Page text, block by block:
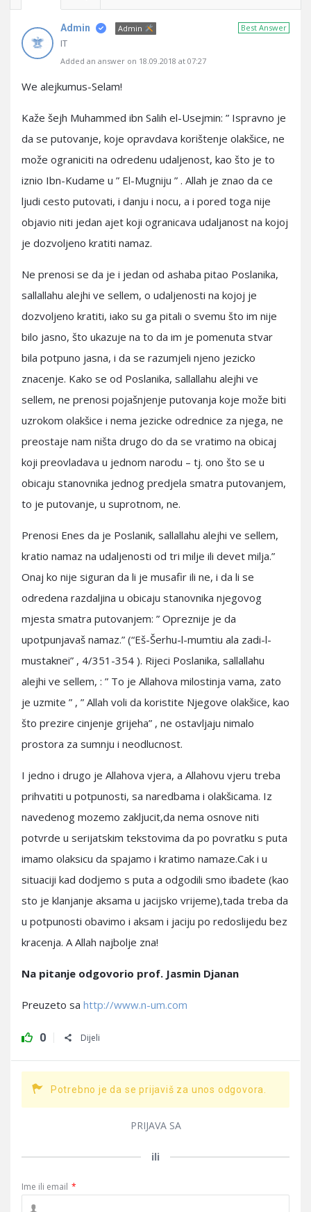
Best Answer
Admin Admin
IT
Added an answer on 18.09.2018 at 07:27
We alejkumus-Selam!
Kaže šejh Muhammed ibn Salih el-Usejmin: ” Ispravno je
da se putovanje, koje opravdava korištenje olakšice, ne
može ograniciti na odredenu udaljenost, kao što je to
iznio Ibn-Kudame u ” El-Mugniju ” . Allah je znao da ce
ljudi cesto putovati, i danju i nocu, a i pored toga nije
objavio niti jedan ajet koji ogranicava udaljanost na kojoj
je dozvoljeno kratiti namaz.
Ne prenosi se da je i jedan od ashaba pitao Poslanika,
sallallahu alejhi ve sellem, o udaljenosti na kojoj je
dozvoljeno kratiti, iako su ga pitali o svemu što im nije
bilo jasno, što ukazuje na to da im je pomenuta stvar
bila potpuno jasna, i da se razumjeli njeno jezicko
znacenje. Kako se od Poslanika, sallallahu alejhi ve
sellem, ne prenosi pojašnjenje putovanja koje može biti
uzrokom olakšice i nema jezicke odrednice za njega, ne
preostaje nam ništa drugo do da se vratimo na obicaj
koji preovladava u jednom narodu – tj. ono što se u
obicaju stanovnika jednog predjela smatra putovanjem,
to je putovanje, u suprotnom, ne.
Prenosi Enes da je Poslanik, sallallahu alejhi ve sellem,
kratio namaz na udaljenosti od tri milje ili devet milja.”
Onaj ko nije siguran da li je musafir ili ne, i da li se
odredena razdaljina u obicaju stanovnika njegovog
mjesta smatra putovanjem: ” Opreznije je da
upotpunjavaš namaz.” (“Eš-Šerhu-l-mumtiu ala zadi-l-
mustaknei” , 4/351-354 ). Rijeci Poslanika, sallallahu
alejhi ve sellem, : ” To je Allahova milostinja vama, zato
je uzmite ” , ” Allah voli da koristite Njegove olakšice, kao
što prezire cinjenje grijeha” , ne ostavljaju nimalo
prostora za sumnju i neodlucnost.
I jedno i drugo je Allahova vjera, a Allahovu vjeru treba
prihvatiti u potpunosti, sa naredbama i olakšicama. Iz
navedenog mozemo zakljucit,da nema osnove niti
potvrde u serijatskim tekstovima da po povratku s puta
imamo olaksicu da spajamo i kratimo namaze.Cak i u
situaciji kad dodjemo s puta a odgodili smo ibadete (kao
sto je klanjanje aksama u jacijsko vrijeme),tada treba da
u potpunosti obavimo i aksam i jaciju po redoslijedu bez
kracenja. A Allah najbolje zna!
Na pitanje odgovorio prof. Jasmin Djanan
Preuzeto sa http://www.n-um.com
0 Dijeli
Potrebno je da se prijaviš za unos odgovora.
PRIJAVA SA
ili
Ime ili email *